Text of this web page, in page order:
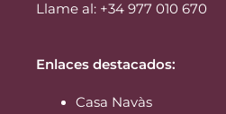
Llame al: +34 977 010 670
Enlaces destacados:
Casa Navàs